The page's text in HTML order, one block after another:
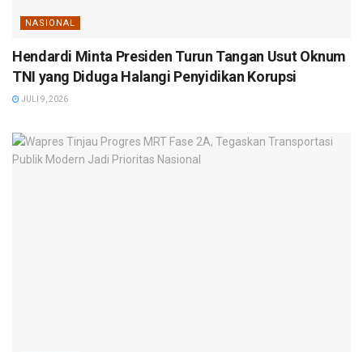
NASIONAL
Hendardi Minta Presiden Turun Tangan Usut Oknum
TNI yang Diduga Halangi Penyidikan Korupsi
JULI 9, 2026